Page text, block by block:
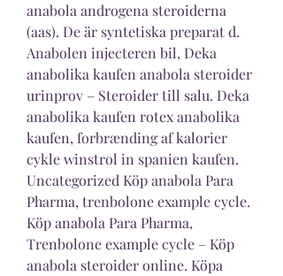
anabola androgena steroiderna
(aas). De är syntetiska preparat d.
Anabolen injecteren bil, Deka
anabolika kaufen anabola steroider
urinprov – Steroider till salu. Deka
anabolika kaufen rotex anabolika
kaufen, forbrænding af kalorier
cykle winstrol in spanien kaufen.
Uncategorized Köp anabola Para
Pharma, trenbolone example cycle.
Köp anabola Para Pharma,
Trenbolone example cycle – Köp
anabola steroider online. Köpa